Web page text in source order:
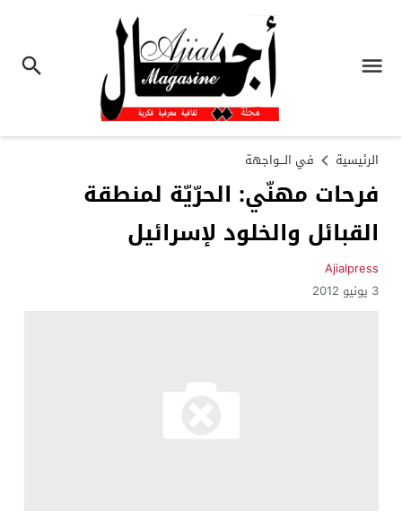
الرئيسية في الـــواجهة
فرحات مهنّي: الحرّيّة لمنطقة
القبائل والخلود لإسرائيل
Ajialpress
3 يونيو 2012